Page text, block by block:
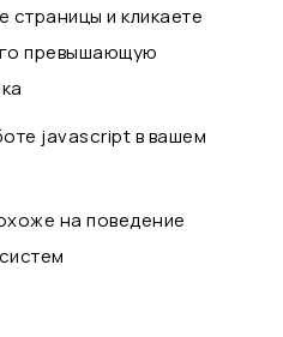
страницы и кликаете
превышающую
javascript в вашем
на поведение